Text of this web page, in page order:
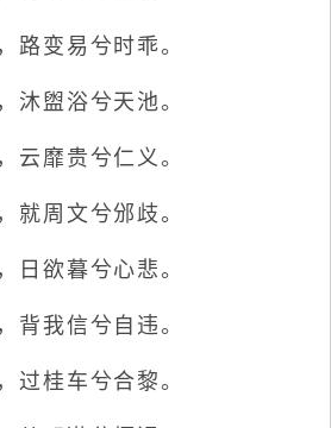
变易兮时乖。
盥浴兮天池。
靡贵兮仁义。
周文兮邠歧。
欲暮兮心悲。
我信兮自违。
桂车兮合黎。